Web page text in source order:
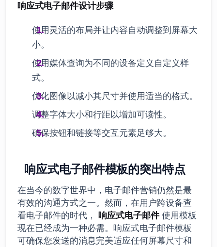
响应式电子邮件设计步骤
使用灵活的布局并让内容自动调整到屏幕大
小。
使用媒体查询为不同的设备定义自定义样
式。
优化图像以减小其尺寸并使用适当的格式。
调整字体大小和行距以增加可读性。
确保按钮和链接等交互元素足够大。
响应式电子邮件模板的突出特点
在当今的数字世界中，电子邮件营销仍然是最
有效的沟通方式之一。然而，在用户跨设备查
看电子邮件的时代， 响应式电子邮件使用模板
现在已经成为一种必需。响应式电子邮件模板
可确保您发送的消息完美适应任何屏幕尺寸和